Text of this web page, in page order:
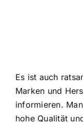
Es ist auch
Marken und
informieren.
hohe Qualität